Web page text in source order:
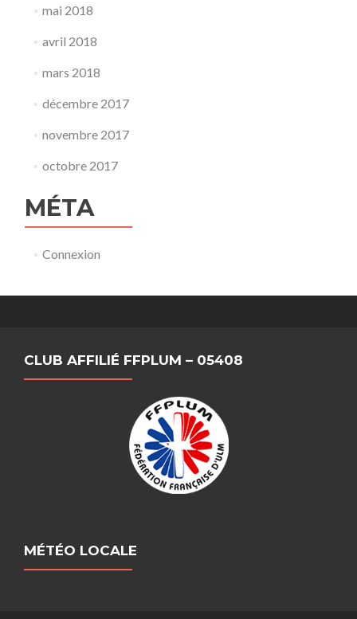
mai 2018
avril 2018
mars 2018
décembre 2017
novembre 2017
octobre 2017
MÉTA
Connexion
CLUB AFFILIÉ FFPLUM – 05408
MÉTÉO LOCALE